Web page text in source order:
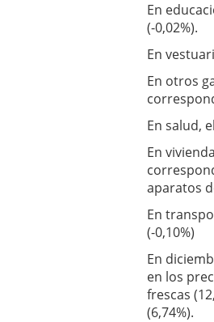
En
(-0,02%).
En
En otros
En salud,
En
aparatos
En
(-0,10%)
En
en los
frescas
(6,74%).